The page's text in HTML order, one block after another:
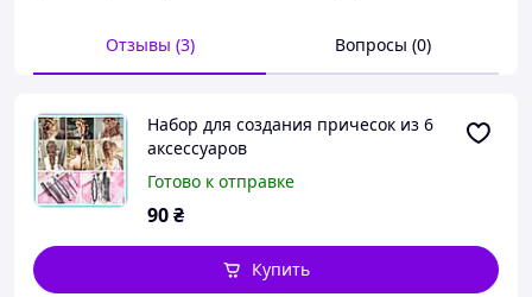
Отзывы (3) Вопросы (0)
Набор для создания причесок из 6
аксессуаров
Готово к отправке
90₴
Купить